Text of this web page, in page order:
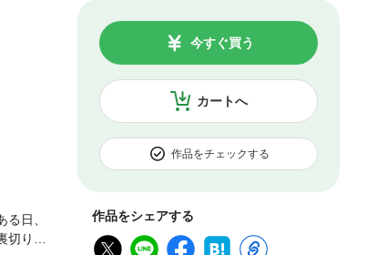
カートへ
今すぐ買う
作品をチェックする
作品をシェアする
日、
りに